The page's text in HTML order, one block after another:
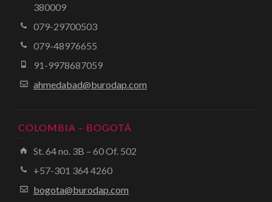
380009
079-29700503
079-48976655
91-9978687059
ahmedabad@burodap.com
COLOMBIA – BOGOTÁ
St. 64 no. 3B – 60 Of. 502
+57-301 364 4260
bogota@burodap.com